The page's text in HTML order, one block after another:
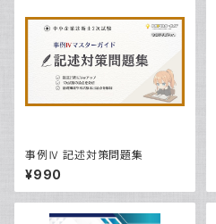
事例Ⅳ 記述対策問題集
¥990